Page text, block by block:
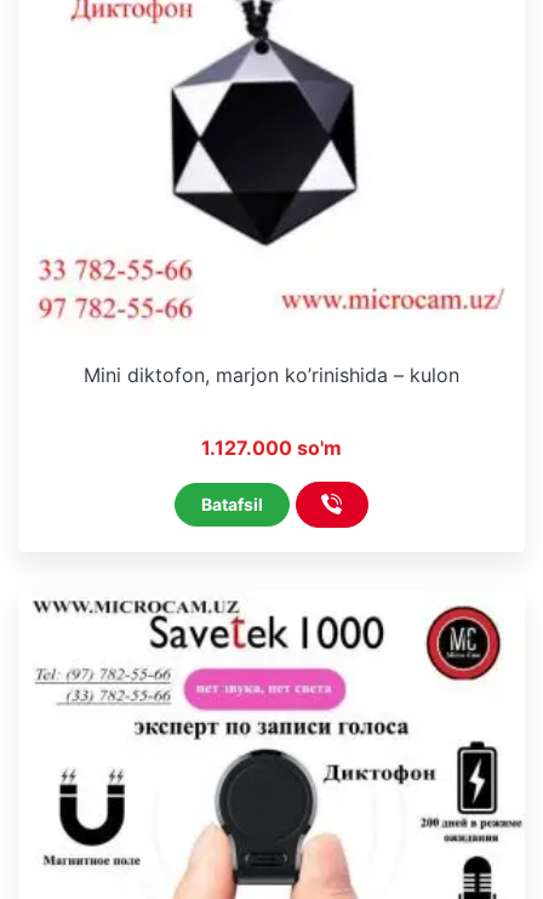
Mini diktofon, marjon ko’rinishida – kulon
1.127.000 so'm
Batafsil